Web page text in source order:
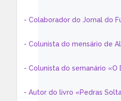
- Colaborador do Jornal do
- Colunista do mensário de
- Colunista do semanário «O
- Autor do livro «Pedras